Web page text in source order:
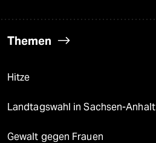
Themen
Hitze
Landtagswahl in Sachsen-Anhalt
Gewalt gegen Frauen